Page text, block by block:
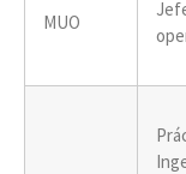
MUO